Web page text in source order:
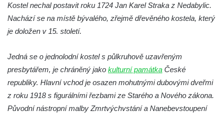
Poutní areál Římov
Kostel svatého Ducha v poutním areálu
Křížová cesta Římov – XXV. kaple – Boží
hrob
Křížová cesta Římov – XXIV. kaple – Pieta
Kostel nechal postavit roku 1724 Jan Karel Straka z Nedabylic.
Nachází se na místě bývalého, zřejmě dřevěného kostela, který
je doložen v 15. století.
Jedná se o jednolodní kostel s půlkruhově uzavřeným
presbytářem, je chráněný jako kulturní památka České
republiky. Hlavní vchod je osazen mohutnými dubovými dveřmi
z roku 1918 s figurálními řezbami ze Starého a Nového zákona.
Původní nástropní malby Zmrtvýchvstání a Nanebevstoupení